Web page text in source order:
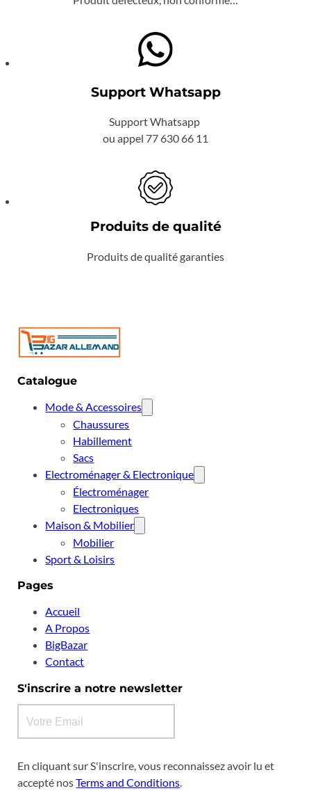
Support Whatsapp
Support Whatsapp
ou appel 77 630 66 11
Produits de qualité
Produits de qualité garanties
Catalogue
Mode & Accessoires
Chaussures
Habillement
Sacs
Electroménager & Electronique
Électroménager
Electroniques
Maison & Mobilier
Mobilier
Sport & Loisirs
Pages
Accueil
A Propos
BigBazar
Contact
S'inscrire a notre newsletter
En cliquant sur S'inscrire, vous reconnaissez avoir lu et
accepté nosTerms and Conditions